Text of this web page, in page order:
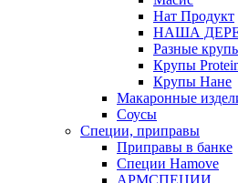
Нат Продукт
НАША
Разные
Крупы
Крупы Нане
Макаронные
Соусы
Специи, приправы
Приправы в банке
Специи Hamove
АРМСПЕЦИИ